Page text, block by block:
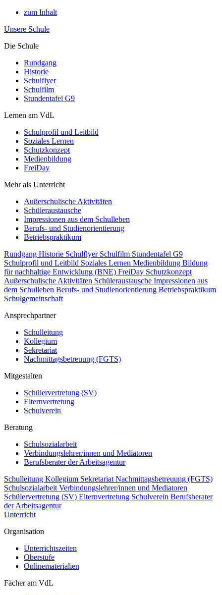
zum Inhalt
Unsere Schule
Die Schule
Rundgang
Historie
Schulflyer
Schulfilm
Stundentafel G9
Lernen am VdL
Schulprofil und Leitbild
Soziales Lernen
Schutzkonzept
Medienbildung
FreiDay
Mehr als Unterricht
Außerschulische Aktivitäten
Schüleraustausche
Impressionen aus dem Schulleben
Berufs- und Studienorientierung
Betriebspraktikum
Rundgang Historie Schulflyer Schulfilm Stundentafel G9
Schulprofil und Leitbild Soziales Lernen Medienbildung Bildung
für nachhaltige Entwicklung (BNE) FreiDay Schutzkonzept
Außerschulische Aktivitäten Schüleraustausche Impressionen aus
dem Schulleben Berufs- und Studienorientierung Betriebspraktikum
Schulgemeinschaft
Ansprechpartner
Schulleitung
Kollegium
Sekretariat
Nachmittagsbetreuung (FGTS)
Mitgestalten
Schülervertretung (SV)
Elternvertretung
Schulverein
Beratung
Schulsozialarbeit
Verbindungslehrer/innen und Mediatoren
Berufsberater der Arbeitsagentur
Schulleitung Kollegium Sekretariat Nachmittagsbetreuung (FGTS)
Schulsozialarbeit Verbindungslehrer/innen und Mediatoren
Schülervertretung (SV) Elternvertretung Schulverein Berufsberater
der Arbeitsagentur
Unterricht
Organisation
Unterrichtszeiten
Oberstufe
Onlinematerialien
Fächer am VdL